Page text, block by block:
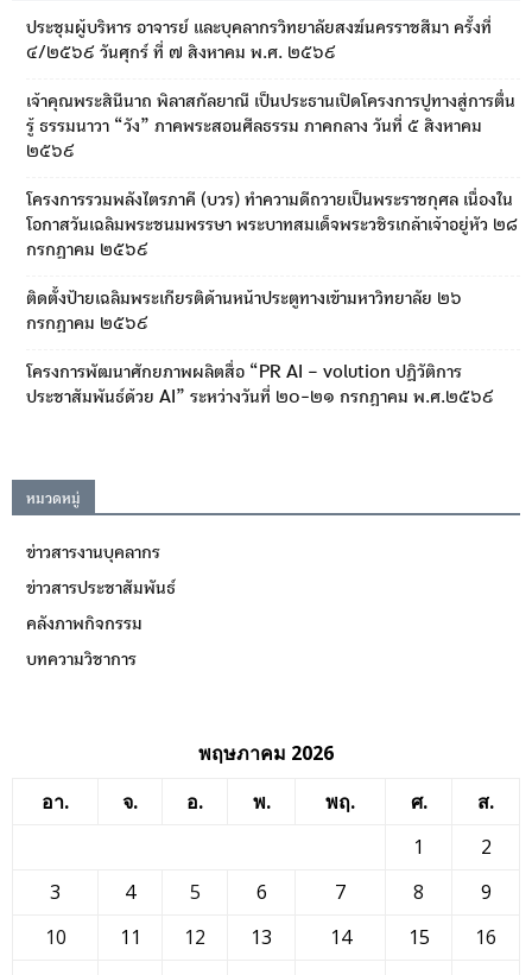
ประชุมผู้บริหาร อาจารย์ และบุคลากรวิทยาลัยสงฆ์นครราชสีมา ครั้งที่
๔/๒๕๖๙ วันศุกร์ ที่ ๗ สิงหาคม พ.ศ. ๒๕๖๙
เจ้าคุณพระสินีนาถ พิลาสกัลยาณี เป็นประธานเปิดโครงการปูทางสู่การตื่น
รู้ ธรรมนาวา “วัง” ภาคพระสอนศีลธรรม ภาคกลาง วันที่ ๕ สิงหาคม
๒๕๖๙
โครงการรวมพลังไตรภาคี (บวร) ทำความดีถวายเป็นพระราชกุศล เนื่องใน
โอกาสวันเฉลิมพระชนมพรรษา พระบาทสมเด็จพระวชิรเกล้าเจ้าอยู่หัว ๒๘
กรกฎาคม ๒๕๖๙
ติดตั้งป้ายเฉลิมพระเกียรติด้านหน้าประตูทางเข้ามหาวิทยาลัย ๒๖
กรกฎาคม ๒๕๖๙
โครงการพัฒนาศักยภาพผลิตสื่อ “PR AI – volution ปฏิวัติการ
ประชาสัมพันธ์ด้วย AI” ระหว่างวันที่ ๒๐-๒๑ กรกฎาคม พ.ศ.๒๕๖๙
หมวดหมู่
ข่าวสารงานบุคลากร
ข่าวสารประชาสัมพันธ์
คลังภาพกิจกรรม
บทความวิชาการ
พฤษภาคม 2026
อา.
จ. อ. พ. พฤ. ศ.
ส.
1
2
3
4 5 6 7 8
9
10
11 12 13 14 15
16